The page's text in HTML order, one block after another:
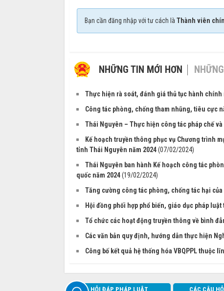
Bạn cần đăng nhập với tư cách là Thành viên
NHỮNG TIN MỚI HƠN
Thực hiện rà soát, đánh giá thủ tục hành chính
Công tác phòng, chống tham nhũng, tiêu cực
Thái Nguyên – Thực hiện công tác pháp chế
Kế hoạch truyền thông phục vụ Chương trình
tỉnh Thái Nguyên năm 2024(07/02/2024)
Thái Nguyên ban hành Kế hoạch công tác
quốc năm 2024(19/02/2024)
Tăng cường công tác phòng, chống tác hại của
Hội đồng phối hợp phổ biến, giáo dục pháp
Tổ chức các hoạt động truyền thông về bình
Các văn bản quy định, hướng dẫn thực hiện
Công bố kết quả hệ thống hóa VBQPPL thuộc
HỎI ĐÁP PHÁP LUẬT CÁC CÂU